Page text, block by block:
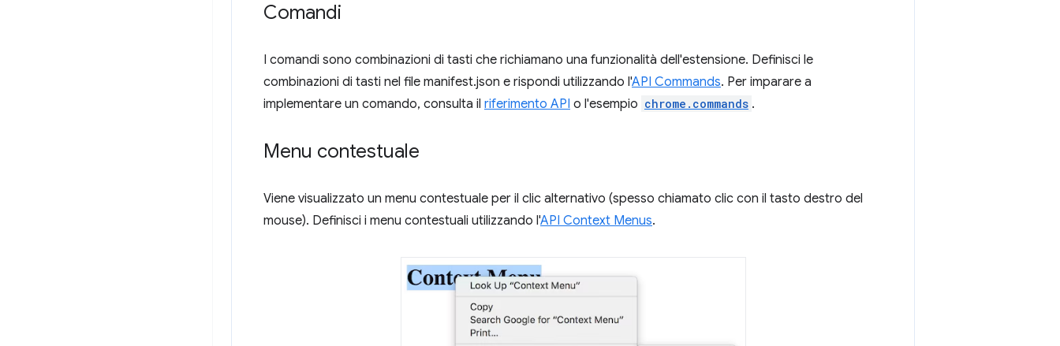
Comandi
I comandi sono combinazioni di tasti che richiamano una funzionalità dell'estensione. Definisci le
combinazioni di tasti nel file manifest.json e rispondi utilizzando l'API Commands. Per imparare a
implementare un comando, consulta il riferimento API o l'esempio chrome.commands .
Menu contestuale
Viene visualizzato un menu contestuale per il clic alternativo (spesso chiamato clic con il tasto destro del
mouse). Definisci i menu contestuali utilizzando l'API Context Menus.